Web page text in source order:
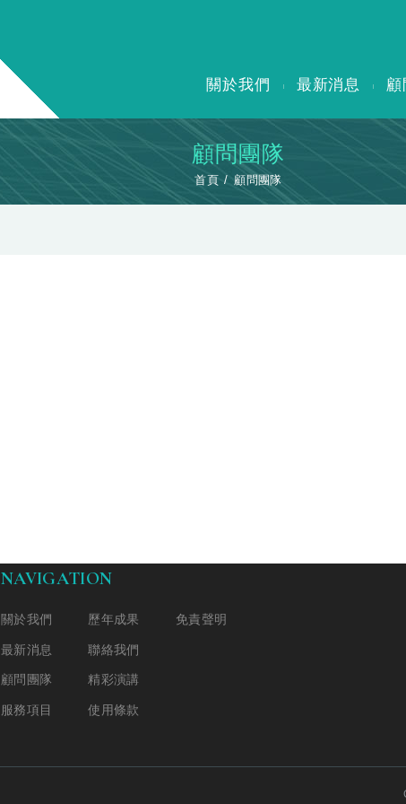
關於我們 最新消息 顧
顧問團隊
首頁 顧問團隊
NAVIGATION
關於我們
最新消息
顧問團隊
服務項目
歷年成果
聯絡我們
精彩演講
使用條款
免責聲明